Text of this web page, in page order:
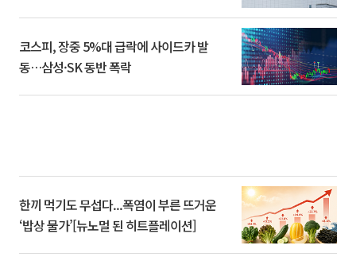
코스피, 장중 5%대 급락에 사이드카 발
동…삼성·SK 동반 폭락
한끼 먹기도 무섭다...폭염이 부른 뜨거운
‘밥상 물가’[뉴노멀 된 히트플레이션]